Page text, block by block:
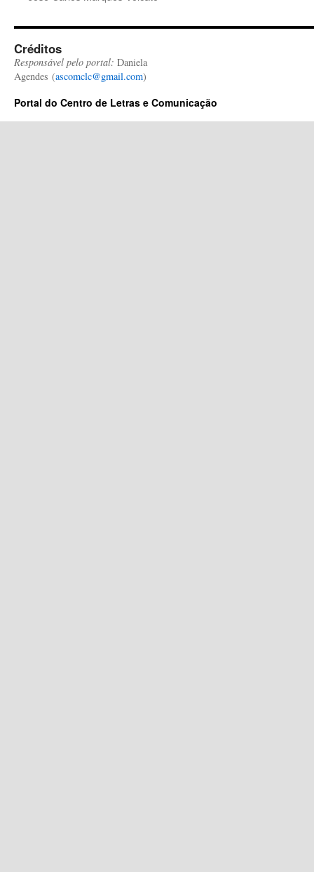
Créditos
Responsável pelo portal: Daniela
Agendes (ascomclc@gmail.com)
Portal do Centro de Letras e Comunicação